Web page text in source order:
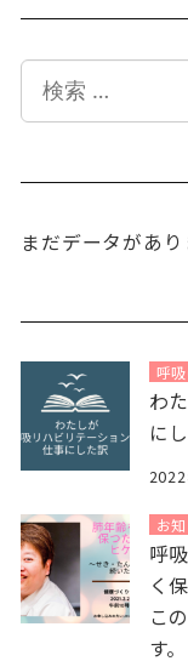
索
まだデータがあり
呼
わ
に
お
呼
く
こ
す。